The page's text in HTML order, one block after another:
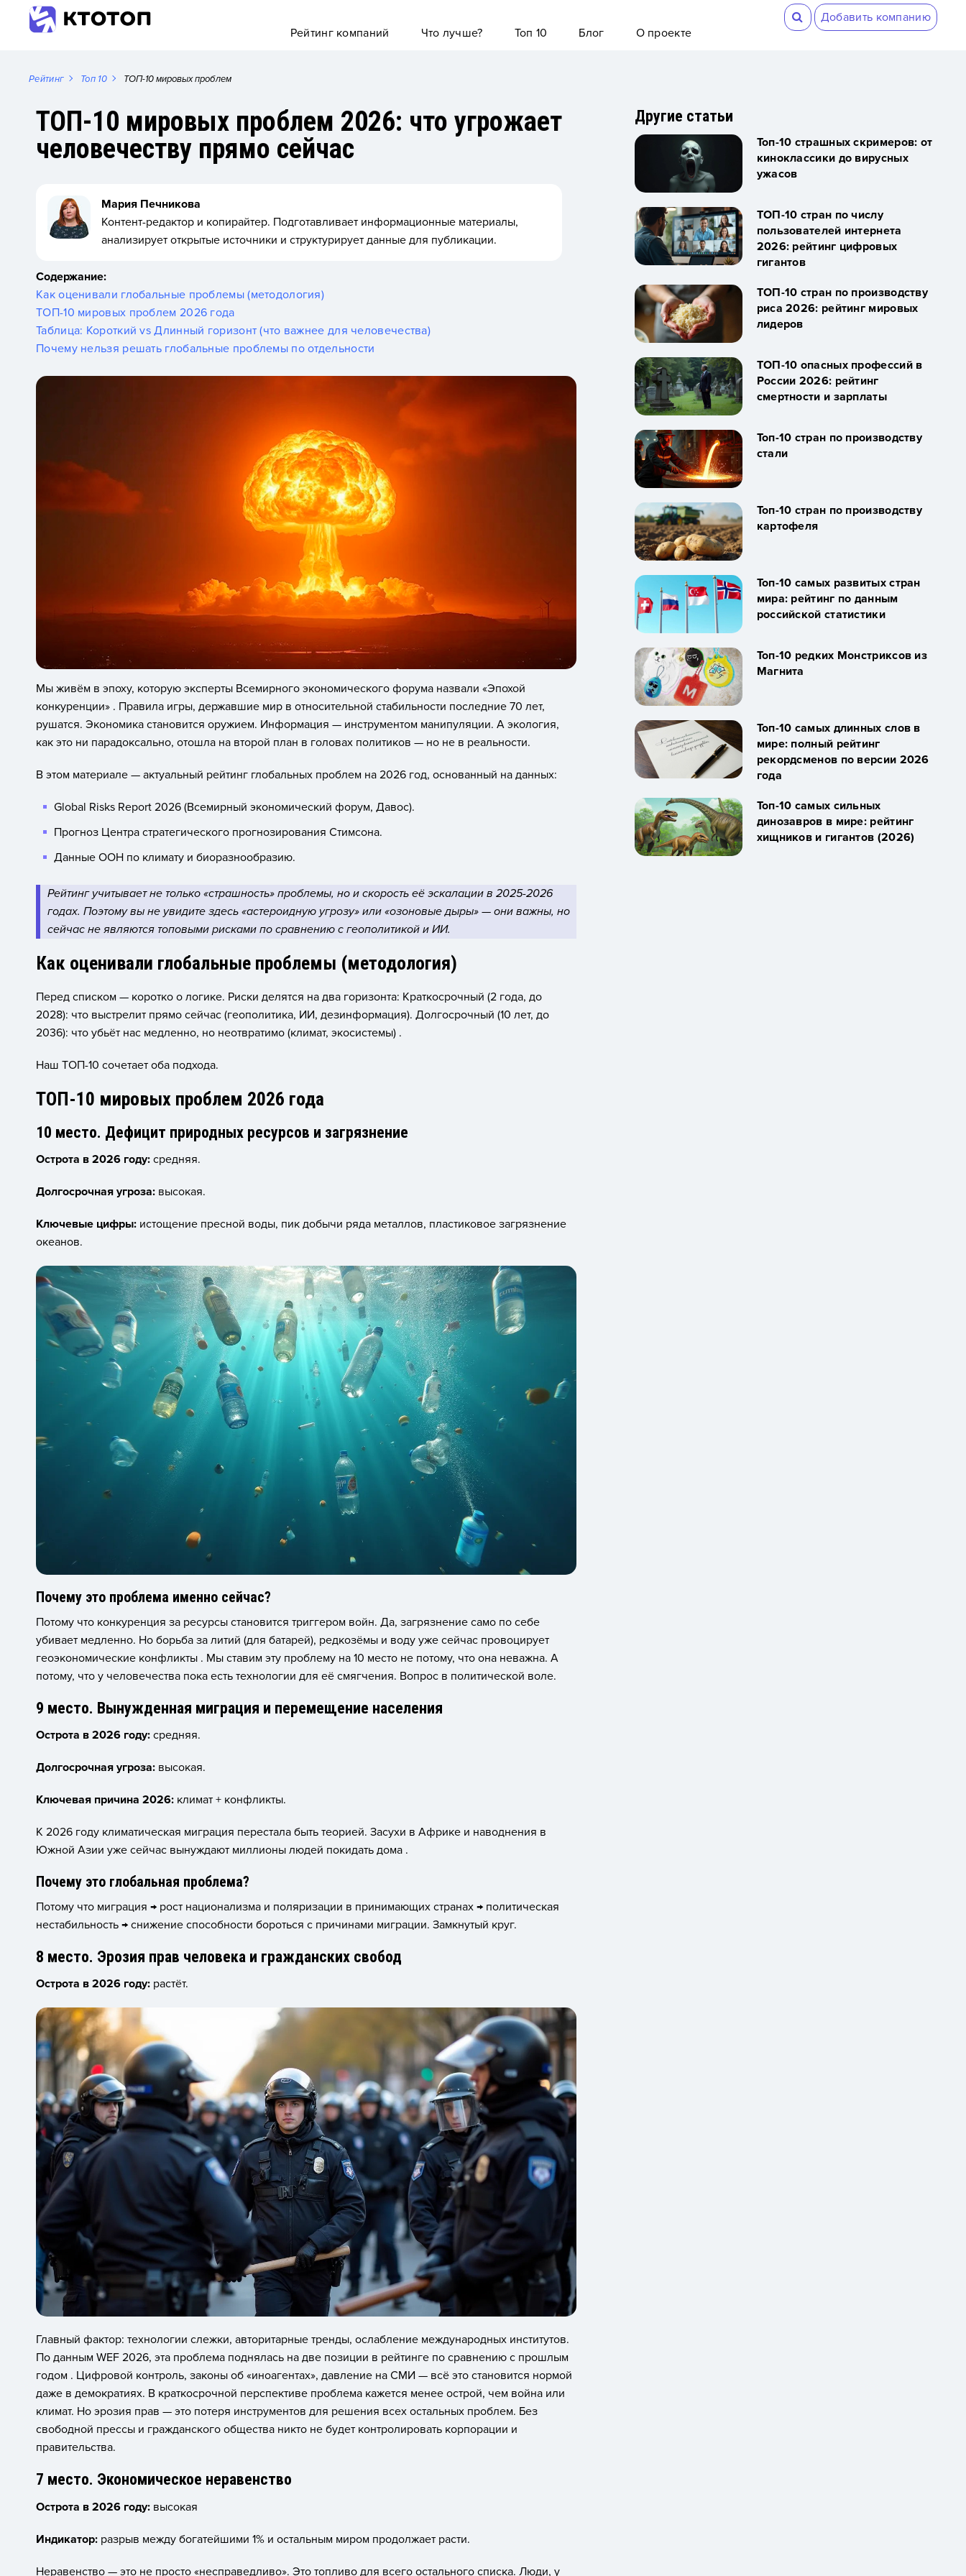
Добавить компанию
Рейтинг компаний
Что лучше? Топ 10 Блог О проекте
Рейтинг Топ 10 ТОП-10 мировых проблем
ТОП-10 мировых проблем 2026: что угрожает
человечеству прямо сейчас
Мария Печникова
Контент-редактор и копирайтер. Подготавливает информационные материалы,
анализирует открытые источники и структурирует данные для публикации.
Содержание:
Как оценивали глобальные проблемы (методология)
ТОП-10 мировых проблем 2026 года
Таблица: Короткий vs Длинный горизонт (что важнее для человечества)
Почему нельзя решать глобальные проблемы по отдельности
Мы живём в эпоху, которую эксперты Всемирного экономического форума назвали «Эпохой
конкуренции» . Правила игры, державшие мир в относительной стабильности последние 70 лет,
рушатся. Экономика становится оружием. Информация — инструментом манипуляции. А экология,
как это ни парадоксально, отошла на второй план в головах политиков — но не в реальности.
В этом материале — актуальный рейтинг глобальных проблем на 2026 год, основанный на данных:
Global Risks Report 2026 (Всемирный экономический форум, Давос).
Прогноз Центра стратегического прогнозирования Стимсона.
Данные ООН по климату и биоразнообразию.
Рейтинг учитывает не только «страшность» проблемы, но и скорость её эскалации в 2025-2026
годах. Поэтому вы не увидите здесь «астероидную угрозу» или «озоновые дыры» — они важны, но
сейчас не являются топовыми рисками по сравнению с геополитикой и ИИ.
Как оценивали глобальные проблемы (методология)
Перед списком — коротко о логике. Риски делятся на два горизонта: Краткосрочный (2 года, до
2028): что выстрелит прямо сейчас (геополитика, ИИ, дезинформация). Долгосрочный (10 лет, до
2036): что убьёт нас медленно, но неотвратимо (климат, экосистемы) .
Наш ТОП-10 сочетает оба подхода.
ТОП-10 мировых проблем 2026 года
10 место. Дефицит природных ресурсов и загрязнение
Острота в 2026 году: средняя.
Долгосрочная угроза: высокая.
Ключевые цифры: истощение пресной воды, пик добычи ряда металлов, пластиковое загрязнение
океанов.
Почему это проблема именно сейчас?
Потому что конкуренция за ресурсы становится триггером войн. Да, загрязнение само по себе
убивает медленно. Но борьба за литий (для батарей), редкозёмы и воду уже сейчас провоцирует
геоэкономические конфликты . Мы ставим эту проблему на 10 место не потому, что она неважна. А
потому, что у человечества пока есть технологии для её смягчения. Вопрос в политической воле.
9 место. Вынужденная миграция и перемещение населения
Острота в 2026 году: средняя.
Долгосрочная угроза: высокая.
Ключевая причина 2026: климат + конфликты.
К 2026 году климатическая миграция перестала быть теорией. Засухи в Африке и наводнения в
Южной Азии уже сейчас вынуждают миллионы людей покидать дома .
Почему это глобальная проблема?
Потому что миграция → рост национализма и поляризации в принимающих странах → политическая
нестабильность → снижение способности бороться с причинами миграции. Замкнутый круг.
8 место. Эрозия прав человека и гражданских свобод
Острота в 2026 году: растёт.
Главный фактор: технологии слежки, авторитарные тренды, ослабление международных институтов.
По данным WEF 2026, эта проблема поднялась на две позиции в рейтинге по сравнению с прошлым
годом . Цифровой контроль, законы об «иноагентах», давление на СМИ — всё это становится нормой
даже в демократиях. В краткосрочной перспективе проблема кажется менее острой, чем война или
климат. Но эрозия прав — это потеря инструментов для решения всех остальных проблем. Без
свободной прессы и гражданского общества никто не будет контролировать корпорации и
правительства.
7 место. Экономическое неравенство
Острота в 2026 году: высокая
Индикатор: разрыв между богатейшими 1% и остальным миром продолжает расти.
Неравенство — это не просто «несправедливо». Это топливо для всего остального списка. Люди, у
Другие статьи
Топ-10 страшных скримеров: от
киноклассики до вирусных
ужасов
ТОП-10 стран по числу
пользователей интернета
2026: рейтинг цифровых
гигантов
ТОП-10 стран по производству
риса 2026: рейтинг мировых
лидеров
ТОП-10 опасных профессий в
России 2026: рейтинг
смертности и зарплаты
Топ-10 стран по производству
стали
Топ-10 стран по производству
картофеля
Топ-10 самых развитых стран
мира: рейтинг по данным
российской статистики
Топ-10 редких Монстриксов из
Магнита
Топ-10 самых длинных слов в
мире: полный рейтинг
рекордсменов по версии 2026
года
Топ-10 самых сильных
динозавров в мире: рейтинг
хищников и гигантов (2026)